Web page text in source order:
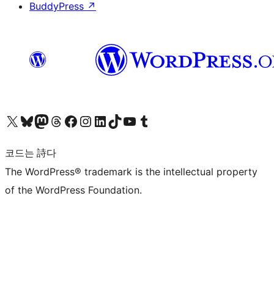
BuddyPress ↗
X(이전 트위터) 계정 방문하기블루스카이 계정 방문하기마스토돈 계정 방문하기스레드 계정 방문하기 페이스북 페이지 방문하기인스타그램 계정 방문하기 LinkedIn 계정 방문하기틱톡 계정 방문하기유튜브 채널 방문하기 텀블러 계정 방문하기
코드는 詩다
The WordPress® trademark is the intellectual property
of the WordPress Foundation.